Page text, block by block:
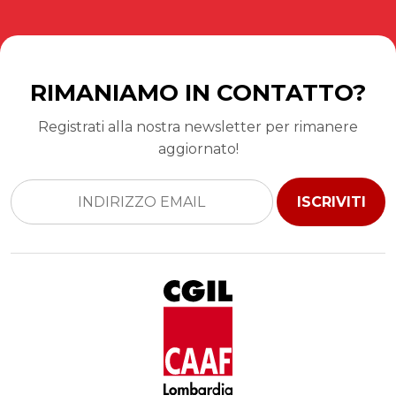
RIMANIAMO IN CONTATTO?
Registrati alla nostra newsletter per rimanere
aggiornato!
ISCRIVITI